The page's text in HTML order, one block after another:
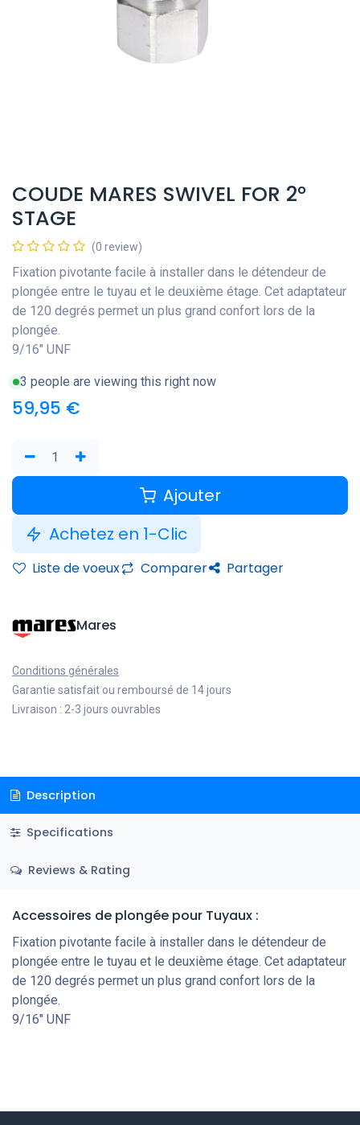
COUDE MARES SWIVEL FOR 2°
STAGE
(0 review)
Fixation pivotante facile à installer dans le détendeur de
plongée entre le tuyau et le deuxième étage. Cet adaptateur
de 120 degrés permet un plus grand confort lors de la
plongée.
9/16" UNF
3 people are viewing this right now
59,95 €
Ajouter
Achetez en 1-Clic
Liste de voeux Comparer Partager
Mares
Conditions générales
Garantie satisfait ou remboursé de 14 jours
Livraison : 2-3 jours ouvrables
Description
Specifications
Reviews & Rating
Accessoires de plongée pour Tuyaux :
Fixation pivotante facile à installer dans le détendeur de
plongée entre le tuyau et le deuxième étage. Cet adaptateur
de 120 degrés permet un plus grand confort lors de la
plongée.
9/16" UNF